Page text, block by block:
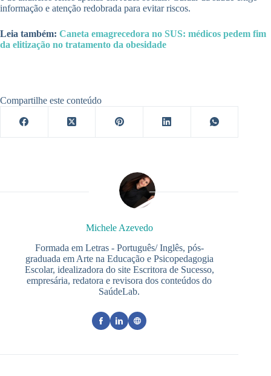
informação e atenção redobrada para evitar riscos.
Leia também: Caneta emagrecedora no SUS: médicos pedem fim
da elitização no tratamento da obesidade
Compartilhe este conteúdo
Michele Azevedo
Formada em Letras - Português/ Inglês, pós-
graduada em Arte na Educação e Psicopedagogia
Escolar, idealizadora do site Escritora de Sucesso,
empresária, redatora e revisora dos conteúdos do
SaúdeLab.